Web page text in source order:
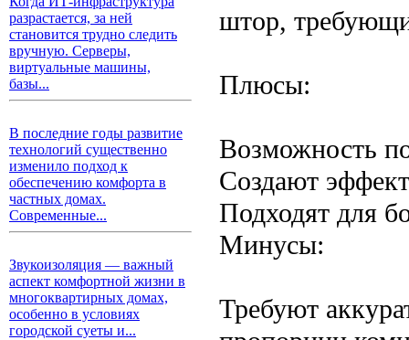
разрастается, за ней
становится трудно следить
вручную. Серверы,
виртуальные машины,
базы...
В последние годы развитие
технологий существенно
изменило подход к
обеспечению комфорта в
частных домах.
Современные...
Звукоизоляция — важный
аспект комфортной жизни в
многоквартирных домах,
особенно в условиях
городской суеты и...
штор,
Плюсы:
Возможность
Создают
Подходят для
Минусы:
Требуют